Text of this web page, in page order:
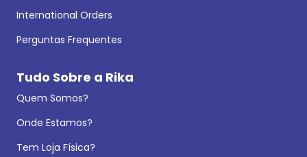
International Orders
Perguntas Frequentes
Tudo Sobre a Rika
Quem Somos?
Onde Estamos?
Tem Loja Física?